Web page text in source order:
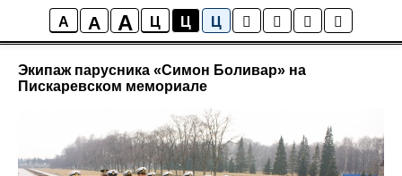
A A A Ц Ц Ц
Новости
Экипаж парусника «Симон Боливар» на
Пискаревском мемориале